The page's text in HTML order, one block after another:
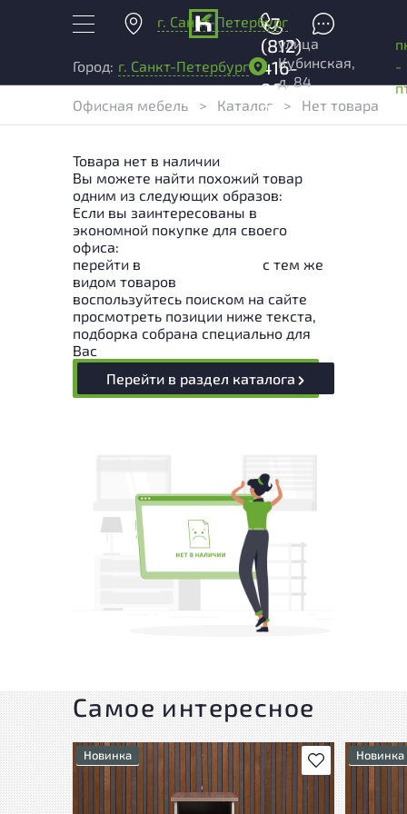
г. Санкт-Петербург
+7
(812)
416-
96-
99
Город: г. Санкт-Петербург
улица
Кубинская,
д. 84
-
Офисная мебель
> Каталог > Нет товара
Товара нет в наличии
Вы можете найти похожий товар
одним из следующих образов:
Если вы заинтересованы в
экономной покупке для своего
офиса:
перейти в
с тем же
видом товаров
воспользуйтесь поиском на сайте
просмотреть позиции ниже текста,
подборка собрана специально для
Вас
Перейти в раздел каталога
Самое интересное
В избранное
Новинка Новинка